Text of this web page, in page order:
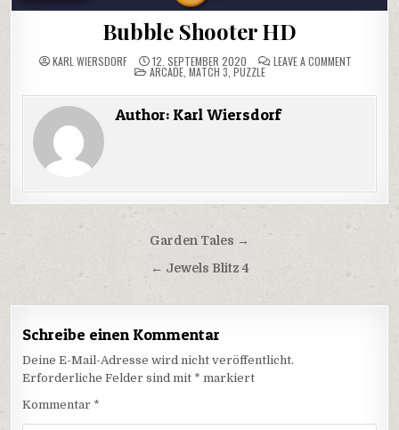
Bubble Shooter HD
KARL WIERSDORF 12. SEPTEMBER 2020 LEAVE A COMMENTON
HD
POSTED
IN
ARCADE, MATCH 3 PUZZLE
Author: Karl Wiersdorf
Beitragsnavigation
Garden Tales →
← Jewels Blitz 4
Schreibe einen Kommentar
Deine E-Mail-Adresse wird nicht veröffentlicht.
Erforderliche Felder sind mit * markiert
Kommentar *